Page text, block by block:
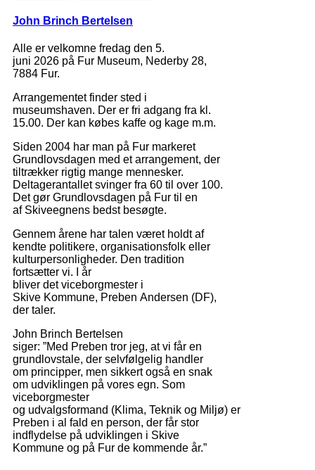
John Brinch Bertelsen
Alle er velkomne fredag den 5.
juni 2026 på Fur Museum, Nederby 28,
7884 Fur.
Arrangementet finder sted i
museumshaven. Der er fri adgang fra kl.
15.00. Der kan købes kaffe og kage m.m.
Siden 2004 har man på Fur markeret
Grundlovsdagen med et arrangement, der
tiltrækker rigtig mange mennesker.
Deltagerantallet svinger fra 60 til over 100.
Det gør Grundlovsdagen på Fur til en
af Skiveegnens bedst besøgte.
Gennem årene har talen været holdt af
kendte politikere, organisationsfolk eller
kulturpersonligheder. Den tradition
fortsætter vi. I år
bliver det viceborgmester i
Skive Kommune, Preben Andersen (DF),
der taler.
John Brinch Bertelsen
siger: ”Med Preben tror jeg, at vi får en
grundlovstale, der selvfølgelig handler
om principper, men sikkert også en snak
om udviklingen på vores egn. Som
viceborgmester
og udvalgsformand (Klima, Teknik og Miljø) er
Preben i al fald en person, der får stor
indflydelse på udviklingen i Skive
Kommune og på Fur de kommende år.”